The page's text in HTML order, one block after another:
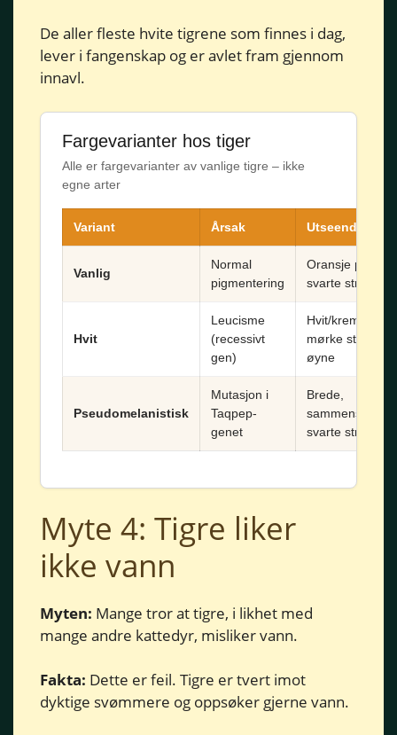
De aller fleste hvite tigrene som finnes i dag,
lever i fangenskap og er avlet fram gjennom
innavl.
Fargevarianter hos tiger
Alle er fargevarianter av vanlige tigre – ikke
egne arter
Variant Årsak Utseende
Vanlig
Normal
pigmentering
Oransje pels,
svarte striper
Hvit
Leucisme
(recessivt
gen)
Hvit/krem pels,
mørke striper,
øyne
Pseudomelanistisk
Mutasjon i
Taqpep-
genet
Brede,
svarte striper
Myte 4: Tigre liker
ikke vann
Myten: Mange tror at tigre, i likhet med
mange andre kattedyr, misliker vann.
Fakta: Dette er feil. Tigre er tvert imot
dyktige svømmere og oppsøker gjerne vann.